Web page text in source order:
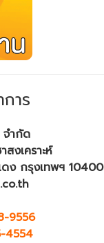
าร
จำกัด
งเคราะห์
ง กรุงเทพฯ 10400
9556
4554